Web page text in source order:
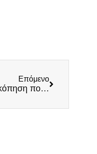
Επόμενο
Εκρηκτικό ποσοστό οι ΕΛΛΗΝΕΣ στην Πέλλα – Μια δημοσκόπηση που θα συζητηθεί